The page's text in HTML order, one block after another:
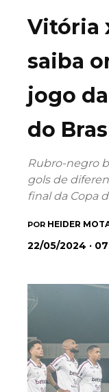
Vitória
saiba
jogo
do
Rubro-negro
gols de
final da Copa
POR HEIDER
22/05/2024 ·